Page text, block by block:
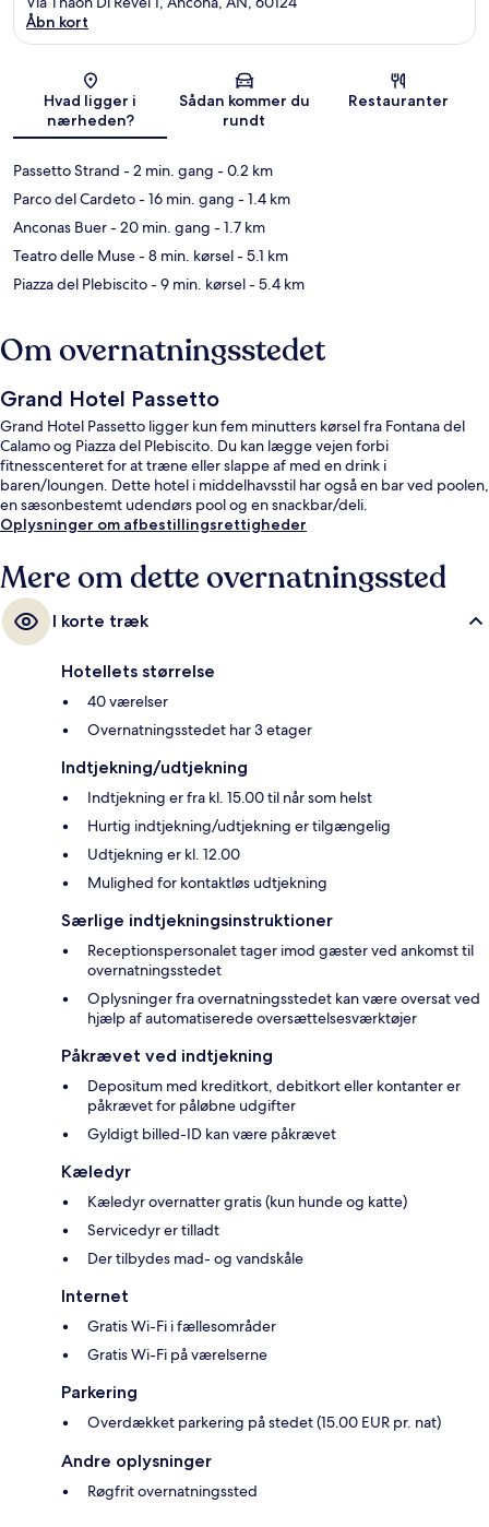
Kort
Åbn kort
Hvad ligger i
nærheden?
Sådan kommer du
rundt
Restauranter
Passetto Strand - 2 min. gang - 0.2 km
Parco del Cardeto- 16 min. gang - 1.4 km
Anconas Buer- 20 min. gang - 1.7 km
Teatro delle Muse- 8 min. kørsel- 5.1 km
Piazza del Plebiscito- 9 min. kørsel- 5.4 km
Om overnatningsstedet
Grand Hotel Passetto
Grand Hotel Passetto ligger kun fem minutters kørsel fra Fontana del
Calamo og Piazza del Plebiscito. Du kan lægge vejen forbi
fitnesscenteret for at træne eller slappe af med en drink i
baren/loungen. Dette hotel i middelhavsstil har også en bar ved poolen,
en sæsonbestemt udendørs pool og en snackbar/deli.
Oplysninger om afbestillingsrettigheder
Mere om dette overnatningssted
I korte træk
Hotellets størrelse
40 værelser
Overnatningsstedet har 3 etager
Indtjekning/udtjekning
Indtjekning er fra kl. 15.00 til når som helst
Hurtig indtjekning/udtjekning er tilgængelig
Udtjekning er kl. 12.00
Mulighed for kontaktløs udtjekning
Særlige indtjekningsinstruktioner
Receptionspersonalet tager imod gæster ved ankomst til
overnatningsstedet
Oplysninger fra overnatningsstedet kan være oversat ved
hjælp af automatiserede oversættelsesværktøjer
Påkrævet ved indtjekning
Depositum med kreditkort, debitkort eller kontanter er
påkrævet for påløbne udgifter
Gyldigt billed-ID kan være påkrævet
Kæledyr
Kæledyr overnatter gratis (kun hunde og katte)
Servicedyr er tilladt
Der tilbydes mad- og vandskåle
Internet
Gratis Wi-Fi i fællesområder
Gratis Wi-Fi på værelserne
Parkering
Overdækket parkering på stedet (15.00 EUR pr. nat)
Andre oplysninger
Røgfrit overnatningssted